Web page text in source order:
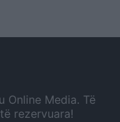
Online Media. Të
rezervuara!